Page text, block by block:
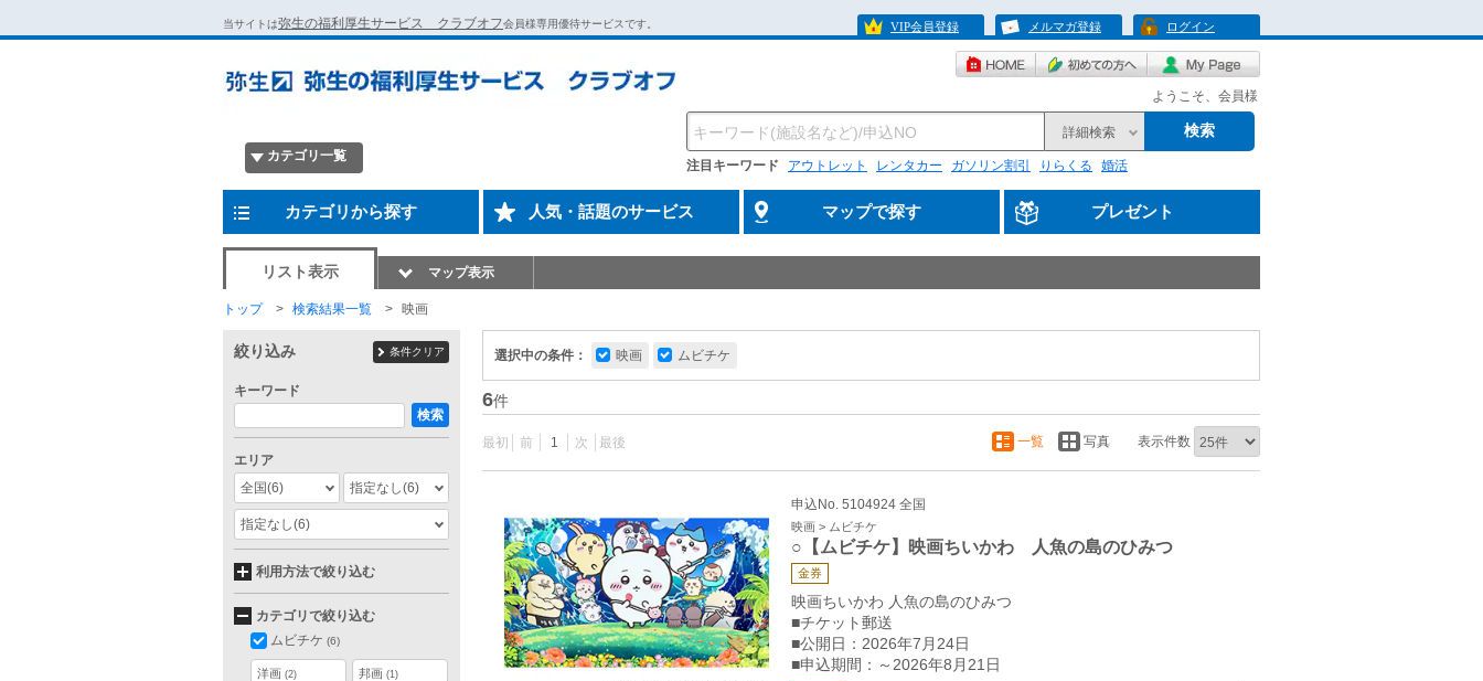
当サイトは弥生の福利厚生サービス クラブオフ会員様専用優待サービスです。 VIP会員登録 メルマガ登録 ログイン
ようこそ、会員様
カテゴリ一覧
詳細検索 検索
注目キーワード アウトレット レンタカー ガソリン割引 りらくる 婚活
カテゴリから探す 人気・話題のサービス マップで探す プレゼント
リスト表示 マップ表示
トップ 検索結果一覧 映画
選択中の条件： 映画 ムビチケ
6件
最初 前 1 次 最後 一覧 写真 表示件数
申込No. 5104924 全国
映画 > ムビチケ
○【ムビチケ】映画ちいかわ 人魚の島のひみつ
金券
映画ちいかわ 人魚の島のひみつ
■チケット郵送
■公開日：2026年7月24日
■申込期間：～2026年8月21日
絞り込み 条件クリア
キーワード
検索
エリア
全国(6) 指定なし(6)
指定なし(6)
利用方法で絞り込む
カテゴリで絞り込む
ムビチケ (6)
洋画 (2) 邦画 (1)